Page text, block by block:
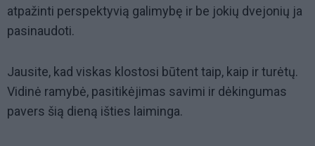
atpažinti perspektyvią galimybę ir be jokių dvejonių ja
pasinaudoti.
Jausite, kad viskas klostosi būtent taip, kaip ir turėtų.
Vidinė ramybė, pasitikėjimas savimi ir dėkingumas
pavers šią dieną išties laiminga.